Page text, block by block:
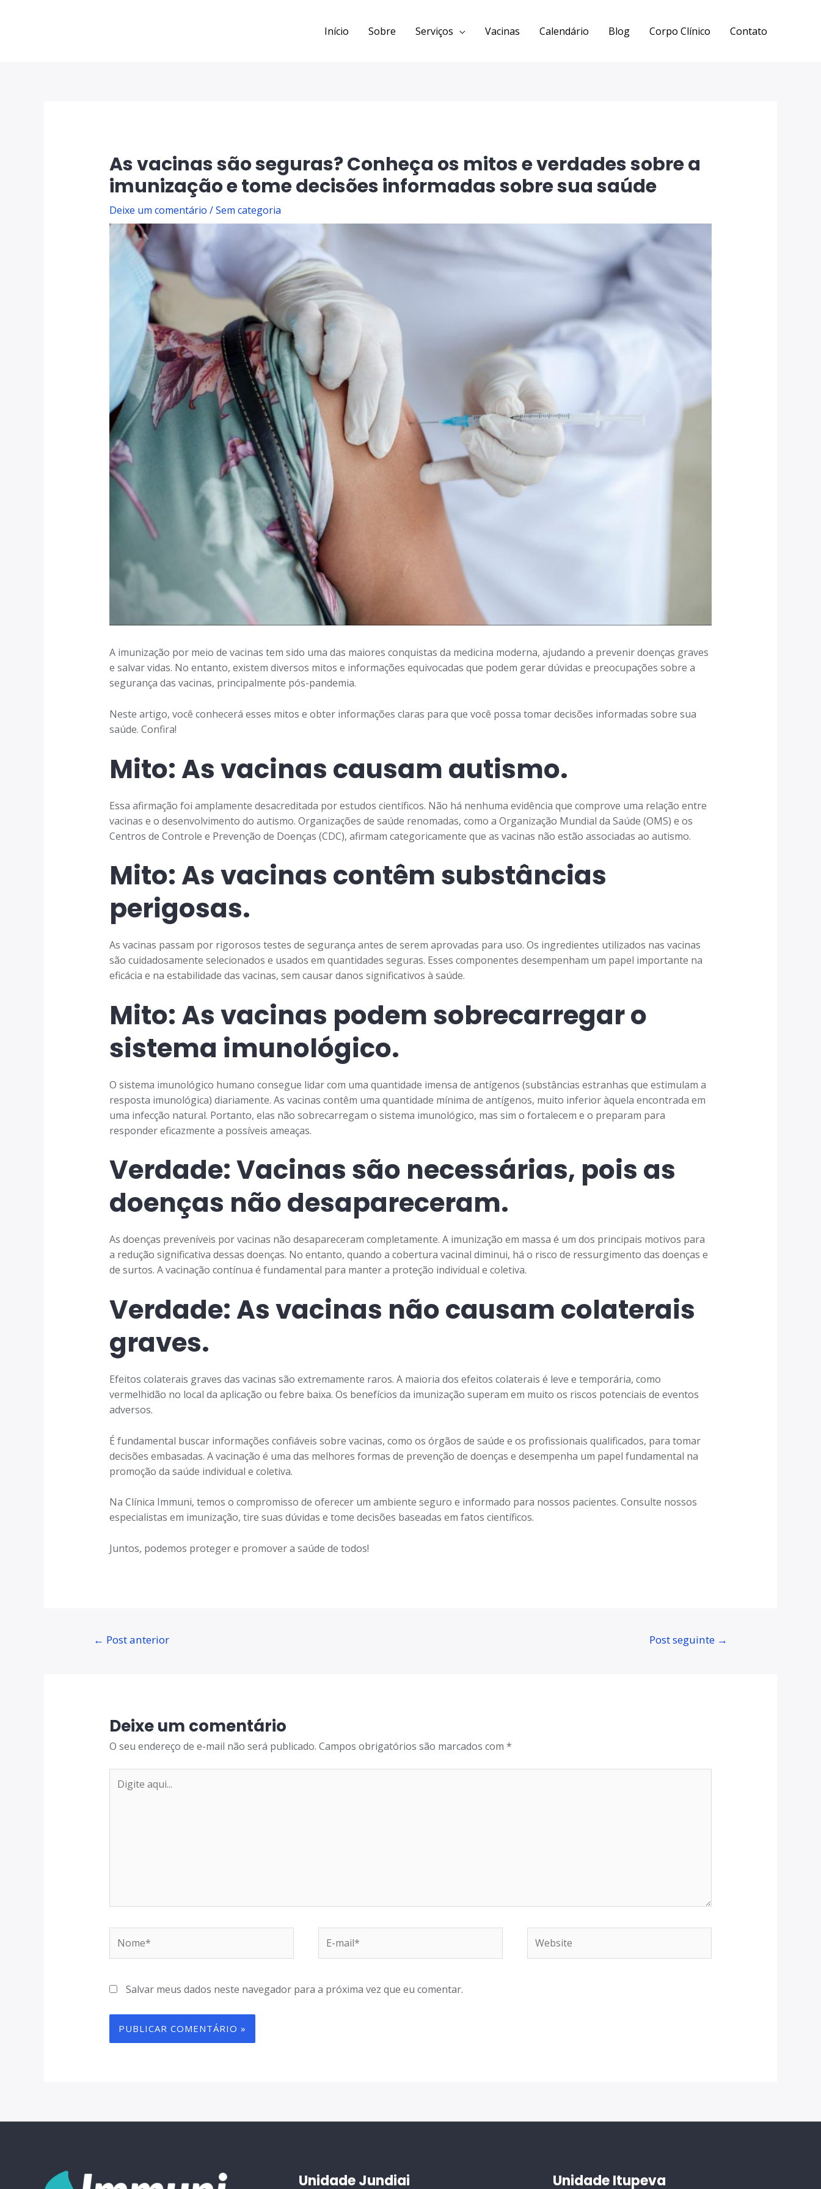
Início Sobre Serviços Vacinas Calendário Blog Corpo Clínico Contato
As vacinas são seguras? Conheça os mitos e verdades sobre a
imunização e tome decisões informadas sobre sua saúde
Deixe um comentário /Sem categoria
A imunização por meio de vacinas tem sido uma das maiores conquistas da medicina moderna, ajudando a prevenir doenças graves
e salvar vidas. No entanto, existem diversos mitos e informações equivocadas que podem gerar dúvidas e preocupações sobre a
segurança das vacinas, principalmente pós-pandemia.
Neste artigo, você conhecerá esses mitos e obter informações claras para que você possa tomar decisões informadas sobre sua
saúde. Confira!
Mito: As vacinas causam autismo.
Essa afirmação foi amplamente desacreditada por estudos científicos. Não há nenhuma evidência que comprove uma relação entre
vacinas e o desenvolvimento do autismo. Organizações de saúde renomadas, como a Organização Mundial da Saúde (OMS) e os
Centros de Controle e Prevenção de Doenças (CDC), afirmam categoricamente que as vacinas não estão associadas ao autismo.
Mito: As vacinas contêm substâncias
perigosas.
As vacinas passam por rigorosos testes de segurança antes de serem aprovadas para uso. Os ingredientes utilizados nas vacinas
são cuidadosamente selecionados e usados em quantidades seguras. Esses componentes desempenham um papel importante na
eficácia e na estabilidade das vacinas, sem causar danos significativos à saúde.
Mito: As vacinas podem sobrecarregar o
sistema imunológico.
O sistema imunológico humano consegue lidar com uma quantidade imensa de antígenos (substâncias estranhas que estimulam a
resposta imunológica) diariamente. As vacinas contêm uma quantidade mínima de antígenos, muito inferior àquela encontrada em
uma infecção natural. Portanto, elas não sobrecarregam o sistema imunológico, mas sim o fortalecem e o preparam para
responder eficazmente a possíveis ameaças.
Verdade: Vacinas são necessárias, pois as
doenças não desapareceram.
As doenças preveníveis por vacinas não desapareceram completamente. A imunização em massa é um dos principais motivos para
a redução significativa dessas doenças. No entanto, quando a cobertura vacinal diminui, há o risco de ressurgimento das doenças e
de surtos. A vacinação contínua é fundamental para manter a proteção individual e coletiva.
Verdade: As vacinas não causam colaterais
graves.
Efeitos colaterais graves das vacinas são extremamente raros. A maioria dos efeitos colaterais é leve e temporária, como
vermelhidão no local da aplicação ou febre baixa. Os benefícios da imunização superam em muito os riscos potenciais de eventos
adversos.
É fundamental buscar informações confiáveis sobre vacinas, como os órgãos de saúde e os profissionais qualificados, para tomar
decisões embasadas. A vacinação é uma das melhores formas de prevenção de doenças e desempenha um papel fundamental na
promoção da saúde individual e coletiva.
Na Clínica Immuni, temos o compromisso de oferecer um ambiente seguro e informado para nossos pacientes. Consulte nossos
especialistas em imunização, tire suas dúvidas e tome decisões baseadas em fatos científicos.
Juntos, podemos proteger e promover a saúde de todos!
← Post anterior Post seguinte →
Deixe um comentário
O seu endereço de e-mail não será publicado. Campos obrigatórios são marcados com *
Salvar meus dados neste navegador para a próxima vez que eu comentar.
Unidade Jundiai Unidade Itupeva